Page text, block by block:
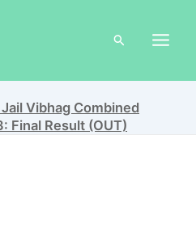
Search
Vibhag Combined
Final Result (OUT)